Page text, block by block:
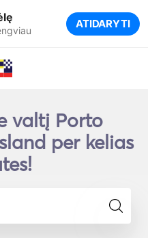
ATIDARYTI
valtį Porto
per kelias